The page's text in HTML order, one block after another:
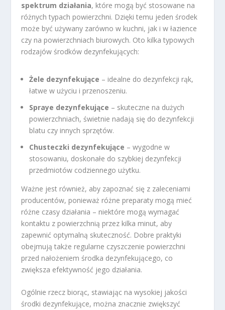
spektrum działania, które mogą być stosowane na
różnych typach powierzchni. Dzięki temu jeden środek
może być używany zarówno w kuchni, jak i w łazience
czy na powierzchniach biurowych. Oto kilka typowych
rodzajów środków dezynfekujących:
Żele dezynfekujące – idealne do dezynfekcji rąk,
łatwe w użyciu i przenoszeniu.
Spraye dezynfekujące – skuteczne na dużych
powierzchniach, świetnie nadają się do dezynfekcji
blatu czy innych sprzętów.
Chusteczki dezynfekujące – wygodne w
stosowaniu, doskonałe do szybkiej dezynfekcji
przedmiotów codziennego użytku.
Ważne jest również, aby zapoznać się z zaleceniami
producentów, ponieważ różne preparaty mogą mieć
różne czasy działania – niektóre mogą wymagać
kontaktu z powierzchnią przez kilka minut, aby
zapewnić optymalną skuteczność. Dobre praktyki
obejmują także regularne czyszczenie powierzchni
przed nałożeniem środka dezynfekującego, co
zwiększa efektywność jego działania.
Ogólnie rzecz biorąc, stawiając na wysokiej jakości
środki dezynfekujące, można znacznie zwiększyć